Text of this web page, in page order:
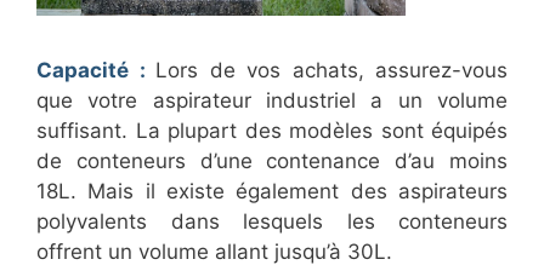
Capacité : Lors de vos achats, assurez-vous
que votre aspirateur industriel a un volume
suffisant. La plupart des modèles sont équipés
de conteneurs d’une contenance d’au moins
18L. Mais il existe également des aspirateurs
polyvalents dans lesquels les conteneurs
offrent un volume allant jusqu’à 30L.